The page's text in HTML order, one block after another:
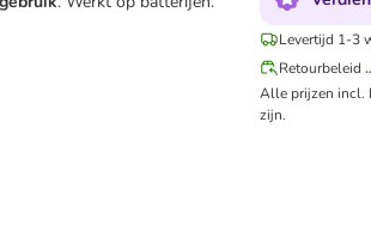
Levertijd 1-3
Retourbeleid
Alle prijzen incl.
zijn.